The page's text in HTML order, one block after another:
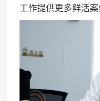
工作提供更多鲜活案